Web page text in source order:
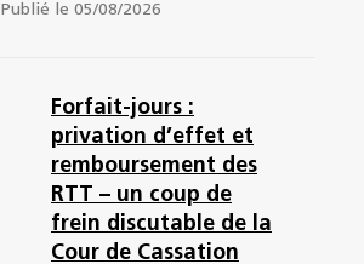
Publié le 05/08/2026
Forfait-jours :
privation d’effet et
remboursement des
RTT – un coup de
frein discutable de la
Cour de Cassation